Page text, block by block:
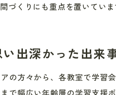
づくりにも重点を置いていま
出深かった出来
の方々から、各教室で学習
で幅広い年齢層の学習支援